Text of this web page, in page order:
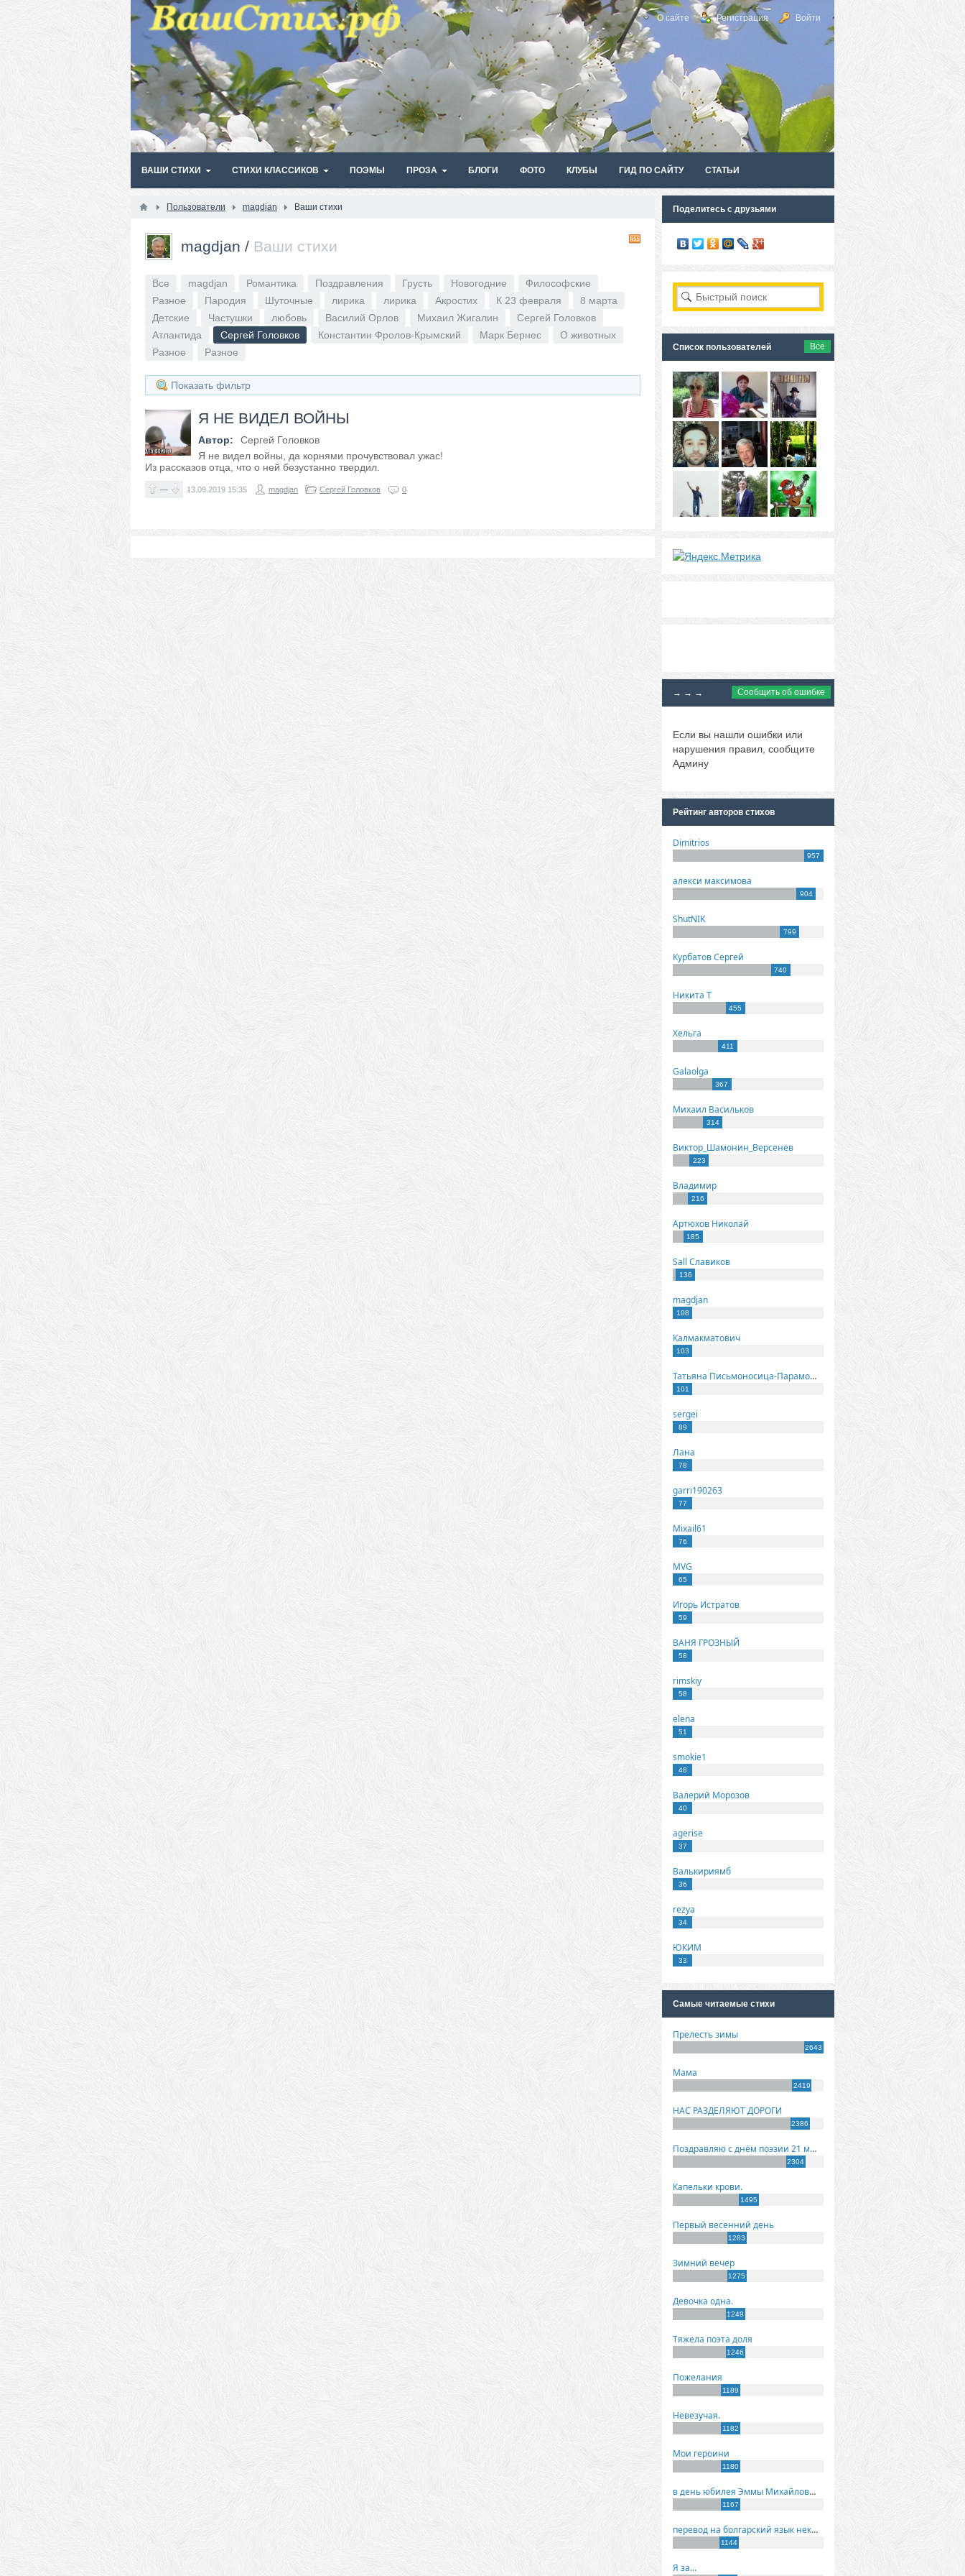
О сайте Регистрация Войти
ВАШИ СТИХИ СТИХИ КЛАССИКОВ ПОЭМЫ ПРОЗА БЛОГИ ФОТО КЛУБЫ ГИД ПО САЙТУ СТАТЬИ
Пользователи magdjan Ваши стихи
RSS
magdjan / Ваши стихи
Все magdjan Романтика Поздравления Грусть Новогодние
Философские
Разное
Пародия Шуточные лирика лирика Акростих К 23 февраля
8 марта
Детские
Частушки любовь Василий Орлов Михаил Жигалин
Сергей Головков
Атлантида
Сергей Головков Константин Фролов-Крымский Марк Бернес
О животных
Разное
Разное
Показать фильтр
Я НЕ ВИДЕЛ ВОЙНЫ
Автор:
Сергей Головков
Я не видел войны, да корнями прочувствовал ужас!
Из рассказов отца, что о ней безустанно твердил.
— 13.09.2019 15:35 magdjan Сергей Головков 0
Поделитесь с друзьями
Список пользователей Все
→ → → Сообщить об ошибке
Если вы нашли ошибки или
нарушения правил, сообщите
Админу
Рейтинг авторов стихов
Dimitrios
957
алекси максимова
904
ShutNIK
799
Курбатов Сергей
740
Никита Т
455
Хельга
411
Galaolga
367
Михаил Васильков
314
Виктор_Шамонин_Версенев
223
Владимир
216
Артюхов Николай
185
Sall Славиков
136
magdjan
108
Калмакматович
103
Татьяна Письмоносица-Парамонова
101
sergei
89
Лана
78
garri190263
77
Mixail61
76
MVG
65
Игорь Истратов
59
ВАНЯ ГРОЗНЫЙ
58
rimskiy
58
elena
51
smokie1
48
Валерий Морозов
40
agerise
37
Валькириямб
36
rezya
34
ЮКИМ
33
Самые читаемые стихи
Прелесть зимы
2643
Мама
2419
НАС РАЗДЕЛЯЮТ ДОРОГИ
2386
Поздравляю с днём поэзии 21 марта!
2304
Капельки крови.
1495
Первый весенний день
1283
Зимний вечер
1275
Девочка одна.
1249
Тяжела поэта доля
1246
Пожелания
1189
Невезучая.
1182
Мои героини
1180
в день юбилея Эммы Михайловны Киселевой
1167
перевод на болгарский язык некоторых моих стихов
1144
Я за...